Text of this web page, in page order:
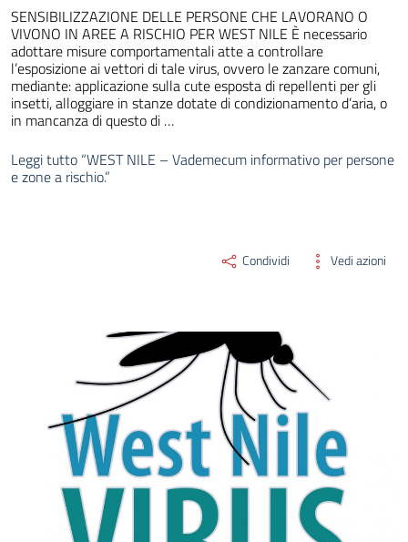
SENSIBILIZZAZIONE DELLE PERSONE CHE LAVORANO O
VIVONO IN AREE A RISCHIO PER WEST NILE È necessario
adottare misure comportamentali atte a controllare
l’esposizione ai vettori di tale virus, ovvero le zanzare comuni,
mediante: applicazione sulla cute esposta di repellenti per gli
insetti, alloggiare in stanze dotate di condizionamento d’aria, o
in mancanza di questo di …
Leggi tutto “WEST NILE – Vademecum informativo per persone
e zone a rischio.”
Condividi Vedi azioni